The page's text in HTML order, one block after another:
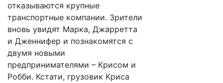
отказываются крупные
транспортные компании. Зрители
вновь увидят Марка, Джарретта
и Дженнифер и познакомятся с
двумя новыми
предпринимателями – Крисом и
Робби. Кстати, грузовик Криса